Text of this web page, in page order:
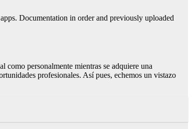
Documentation in order and previously uploaded
personalmente mientras se adquiere una
profesionales. Así pues, echemos un vistazo